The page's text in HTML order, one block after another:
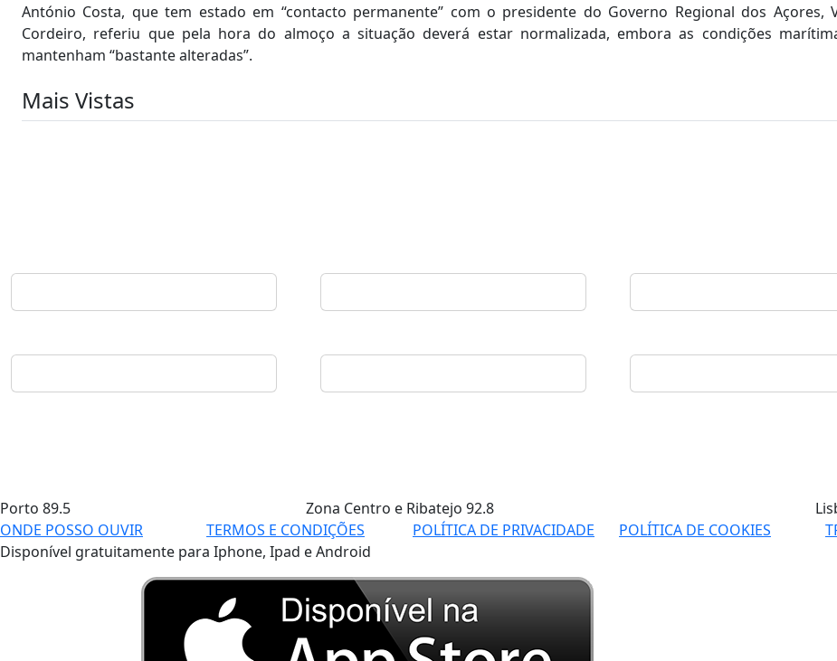
António Costa, que tem estado em “contacto permanente” com o presidente do Governo Regional dos Açores,
Cordeiro, referiu que pela hora do almoço a situação deverá estar normalizada, embora as condições
mantenham “bastante alteradas”.
Mais Vistas
Porto 89.5 Zona Centro e Ribatejo 92.8
ONDE POSSO OUVIR
TERMOS E CONDIÇÕES POLÍTICA DE PRIVACIDADE POLÍTICA DE COOKIES
Disponível gratuitamente para Iphone, Ipad e Android